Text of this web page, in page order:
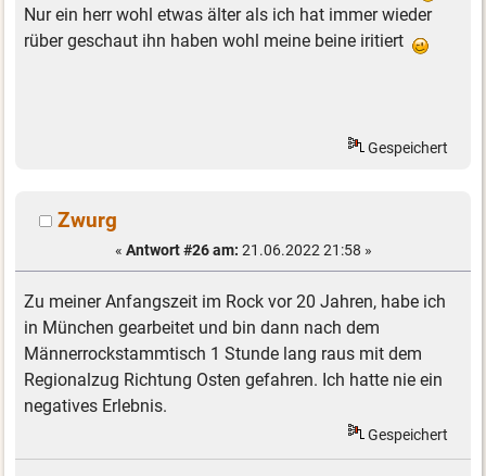
Nur ein herr wohl etwas älter als ich hat immer wieder
rüber geschaut ihn haben wohl meine beine iritiert
Gespeichert
Zwurg
« Antwort #26 am: 21.06.2022 21:58 »
Zu meiner Anfangszeit im Rock vor 20 Jahren, habe ich
in München gearbeitet und bin dann nach dem
Männerrockstammtisch 1 Stunde lang raus mit dem
Regionalzug Richtung Osten gefahren. Ich hatte nie ein
negatives Erlebnis.
Gespeichert